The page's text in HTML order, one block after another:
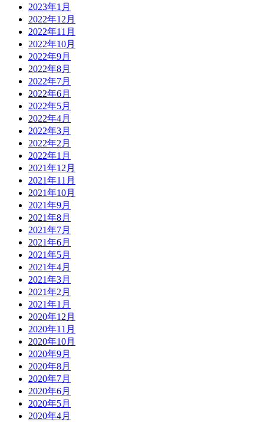
2023年1月
2022年12月
2022年11月
2022年10月
2022年9月
2022年8月
2022年7月
2022年6月
2022年5月
2022年4月
2022年3月
2022年2月
2022年1月
2021年12月
2021年11月
2021年10月
2021年9月
2021年8月
2021年7月
2021年6月
2021年5月
2021年4月
2021年3月
2021年2月
2021年1月
2020年12月
2020年11月
2020年10月
2020年9月
2020年8月
2020年7月
2020年6月
2020年5月
2020年4月